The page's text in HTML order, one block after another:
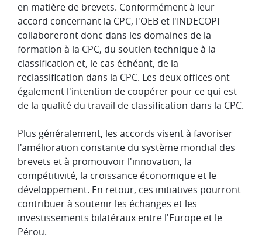
en matière de brevets. Conformément à leur
accord concernant la CPC, l'OEB et l'INDECOPI
collaboreront donc dans les domaines de la
formation à la CPC, du soutien technique à la
classification et, le cas échéant, de la
reclassification dans la CPC. Les deux offices ont
également l'intention de coopérer pour ce qui est
de la qualité du travail de classification dans la CPC.
Plus généralement, les accords visent à favoriser
l'amélioration constante du système mondial des
brevets et à promouvoir l'innovation, la
compétitivité, la croissance économique et le
développement. En retour, ces initiatives pourront
contribuer à soutenir les échanges et les
investissements bilatéraux entre l'Europe et le
Pérou.